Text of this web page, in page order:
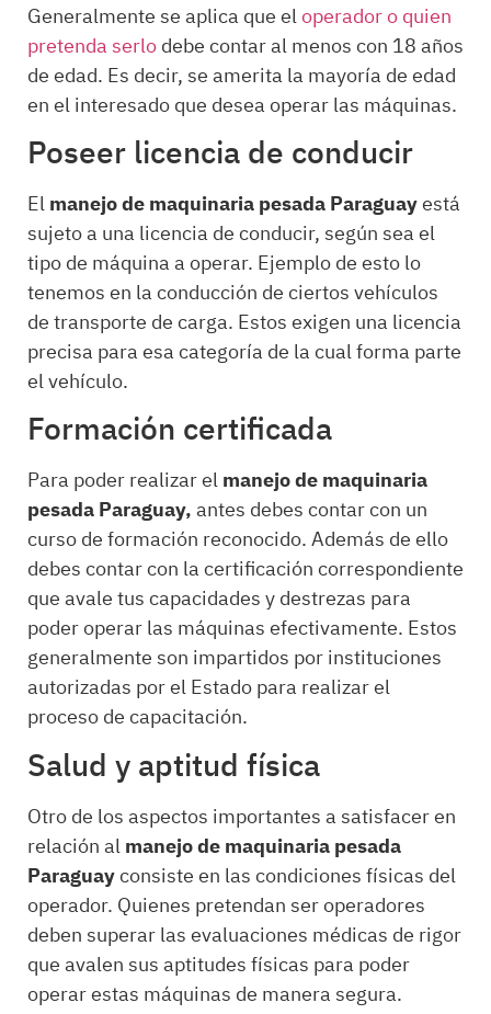
Generalmente se aplica que eloperador o quien
pretenda serlodebe contar al menos con 18 años
de edad. Es decir, se amerita la mayoría de edad
en el interesado que desea operar las máquinas.
Poseer licencia de conducir
Elmanejo de maquinaria pesada Paraguayestá
sujeto a una licencia de conducir, según sea el
tipo de máquina a operar. Ejemplo de esto lo
tenemos en la conducción de ciertos vehículos
de transporte de carga. Estos exigen una licencia
precisa para esa categoría de la cual forma parte
el vehículo.
Formación certificada
Para poder realizar elmanejo de maquinaria
pesada Paraguay,antes debes contar con un
curso de formación reconocido. Además de ello
debes contar con la certificación correspondiente
que avale tus capacidades y destrezas para
poder operar las máquinas efectivamente. Estos
generalmente son impartidos por instituciones
autorizadas por el Estado para realizar el
proceso de capacitación.
Salud y aptitud física
Otro de los aspectos importantes a satisfacer en
relación almanejo de maquinaria pesada
Paraguayconsiste en las condiciones físicas del
operador. Quienes pretendan ser operadores
deben superar las evaluaciones médicas de rigor
que avalen sus aptitudes físicas para poder
operar estas máquinas de manera segura.